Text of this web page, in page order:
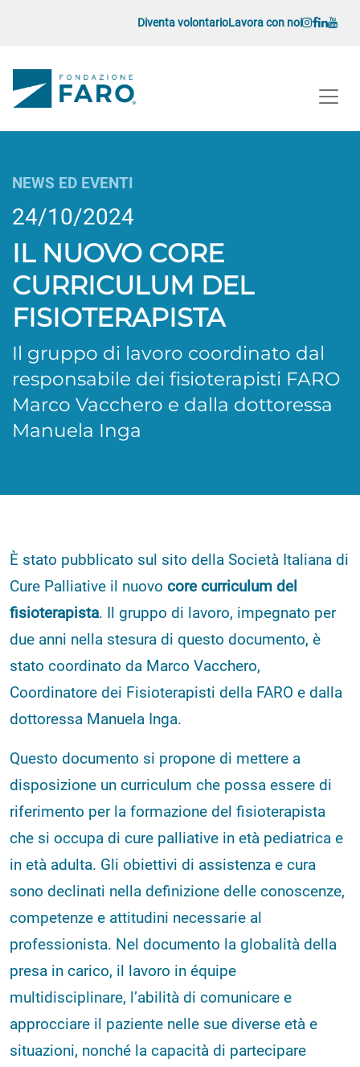
Navigazione principale
Diventa volontarioLavora con noi
Navigazione principale
NEWS ED EVENTI
24/10/2024
IL NUOVO CORE
CURRICULUM DEL
FISIOTERAPISTA
Il gruppo di lavoro coordinato dal
responsabile dei fisioterapisti FARO
Marco Vacchero e dalla dottoressa
Manuela Inga
È stato pubblicato sul sito della Società Italiana di
Cure Palliative il nuovo core curriculum del
fisioterapista. Il gruppo di lavoro, impegnato per
due anni nella stesura di questo documento, è
stato coordinato da Marco Vacchero,
Coordinatore dei Fisioterapisti della FARO e dalla
dottoressa Manuela Inga.
Questo documento si propone di mettere a
disposizione un curriculum che possa essere di
riferimento per la formazione del fisioterapista
che si occupa di cure palliative in età pediatrica e
in età adulta. Gli obiettivi di assistenza e cura
sono declinati nella definizione delle conoscenze,
competenze e attitudini necessarie al
professionista. Nel documento la globalità della
presa in carico, il lavoro in équipe
multidisciplinare, l’abilità di comunicare e
approcciare il paziente nelle sue diverse età e
situazioni, nonché la capacità di partecipare